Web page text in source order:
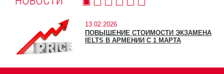
13.02.2026
ПОВЫШЕНИЕ СТОИМОСТИ ЭКЗАМЕНА
IELTS В АРМЕНИИ С 1 МАРТА